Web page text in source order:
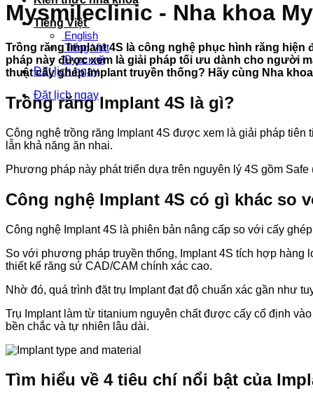
Tiếng Việt
English
Tiếng Việt
Русский
Đặt lịch ngay
Đặt lịch ngay
Mysmileclinic - Nha khoa
Trồng răng Implant 4S là công nghệ phục hình răng
pháp này được xem là giải pháp tối ưu dành cho người
thuật cấy ghép Implant truyền thống? Hãy cùng Nha
Trồng răng Implant 4S là gì?
Công nghệ trồng răng Implant 4S được xem là giải pháp
lẫn khả năng ăn nhai.
Phương pháp này phát triển dựa trên nguyên lý 4S gồm
Công nghệ Implant 4S có gì khác so
Công nghệ Implant 4S là phiên bản nâng cấp so với cấy
So với phương pháp truyền thống, Implant 4S tích hợp hàng
thiết kế răng sứ CAD/CAM chính xác cao.
Nhờ đó, quá trình đặt trụ Implant đạt độ chuẩn xác gần như
Trụ Implant làm từ titanium nguyên chất được cấy cố định
bền chắc và tự nhiên lâu dài.
Tìm hiểu về 4 tiêu chí nổi bật của